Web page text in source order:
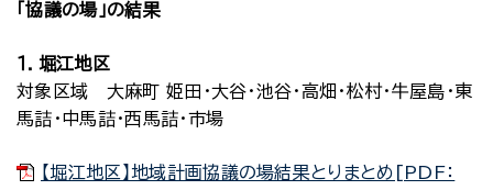
「協議の場」の結果
１．堀江地区
対象区域 大麻町 姫田・大谷・池谷・高畑・松村・牛屋島・東
馬詰・中馬詰・西馬詰・市場
【堀江地区】地域計画協議の場結果とりまとめ[PDF：